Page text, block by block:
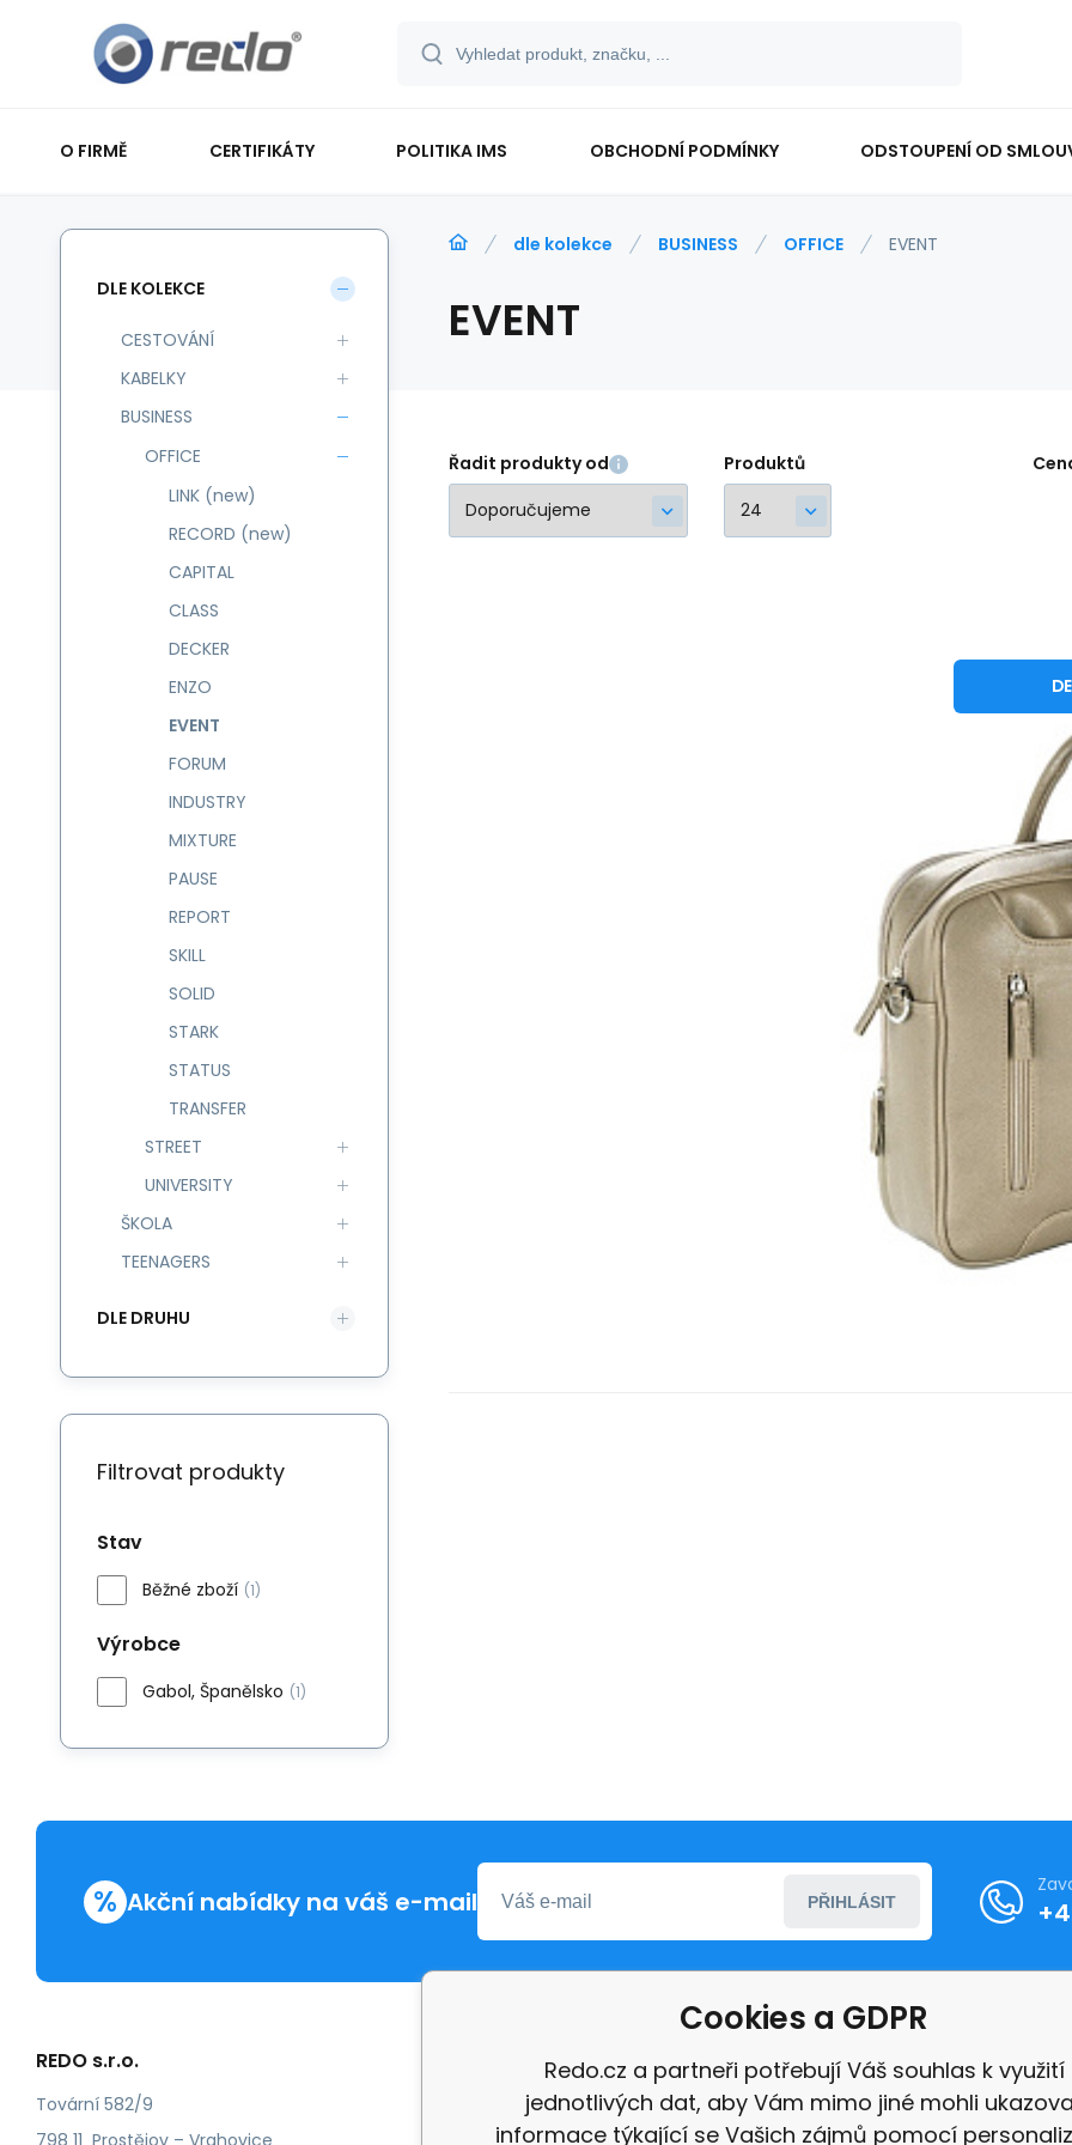
O FIRMĚ CERTIFIKÁTY POLITIKA IMS OBCHODNÍ PODMÍNKY ODSTOUPENÍ OD
dle kolekce BUSINESS OFFICE EVENT
EVENT
Řadit produkty od Produktů
Taška na
DLE KOLEKCE
CESTOVÁNÍ
KABELKY
BUSINESS
OFFICE
LINK (new)
RECORD (new)
CAPITAL
CLASS
DECKER
ENZO
EVENT
FORUM
INDUSTRY
MIXTURE
PAUSE
REPORT
SKILL
SOLID
STARK
STATUS
TRANSFER
STREET
UNIVERSITY
ŠKOLA
TEENAGERS
DLE DRUHU
Filtrovat produkty
Stav
Běžné zboží (1)
Výrobce
Gabol, Španělsko (1)
% Akční nabídky na váš e-mail PŘIHLÁSIT
REDO s.r.o.
Tovární 582/9
798 11 Prostějov – Vrahovice
Další informace
Reklamace
Recenze
Cookies a GDPR
Redo.cz a partneři potřebují Váš souhlas k využití
jednotlivých dat, aby Vám mimo jiné mohli
informace týkající se Vašich zájmů pomocí